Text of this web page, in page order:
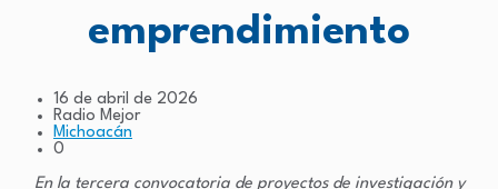
emprendimiento
16 de abril de 2026
Radio Mejor
Michoacán
0
En la tercera convocatoria de proyectos de investigación y